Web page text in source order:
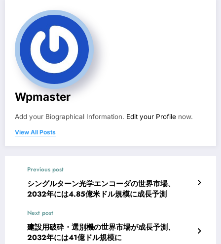
Wpmaster
Add your Biographical Information. Edit your Profile now.
View All Posts
Previous post
シングルターン光学エンコーダの世界市場、
2032年には4.85億米ドル規模に成長予測
Next post
建設用破砕・選別機の世界市場が成長予測、
2032年には41億ドル規模に